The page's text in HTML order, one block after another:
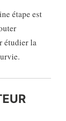
étape est
étudier la